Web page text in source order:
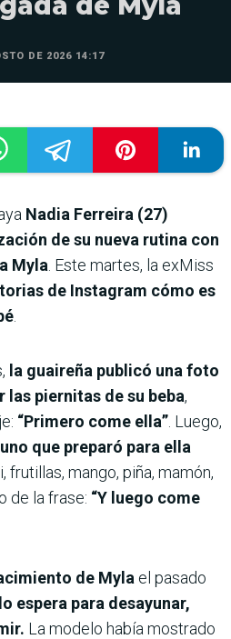
DE 2026 14:17
Nadia Ferreira (27)
de su nueva rutina con
Myla . Este martes, la exMiss
de Instagram cómo es
la guaireña publicó una foto
las piernitas de su beba,
“Primero come ella” . Luego,
que preparó para ella
frutillas, mango, piña, mamón,
de la frase: “Y luego come
de Myla el pasado
espera para desayunar,
La modelo había mostrado